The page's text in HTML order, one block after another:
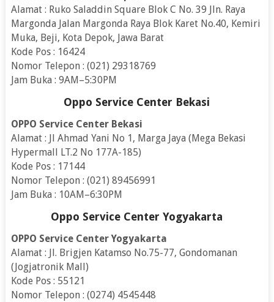
Alamat : Ruko Saladdin Square Blok C No. 39 Jln. Raya
Margonda Jalan Margonda Raya Blok Karet No.40, Kemiri
Muka, Beji, Kota Depok, Jawa Barat
Kode Pos : 16424
Nomor Telepon : (021) 29318769
Jam Buka : 9AM–5:30PM
Oppo Service Center Bekasi
OPPO Service Center Bekasi
Alamat : Jl Ahmad Yani No 1, Marga Jaya (Mega Bekasi
Hypermall LT.2 No 177A-185)
Kode Pos : 17144
Nomor Telepon : (021) 89456991
Jam Buka : 10AM–6:30PM
Oppo Service Center Yogyakarta
OPPO Service Center Yogyakarta
Alamat : Jl. Brigjen Katamso No.75-77, Gondomanan
(Jogjatronik Mall)
Kode Pos : 55121
Nomor Telepon : (0274) 4545448